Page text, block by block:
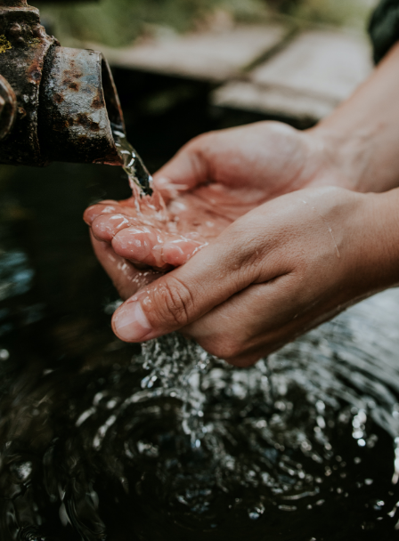
Abastecimento
2º 1º 3º
Lajes das Flores
São Vicente
Porto Moniz